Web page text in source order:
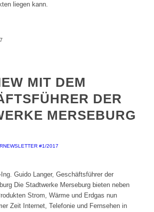
liegen kann.
MIT DEM
DER
MERSEBURG
#1/2017
Guido Langer, Geschäftsführer der
Die Stadtwerke Merseburg bieten neben
Strom, Wärme und Erdgas nun
Zeit Internet, Telefonie und Fernsehen in